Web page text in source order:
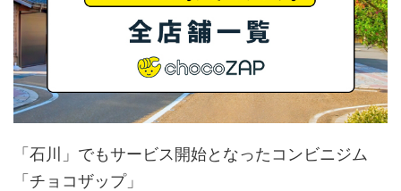
「石川」でもサービス開始となったコンビニジム
「チョコザップ」